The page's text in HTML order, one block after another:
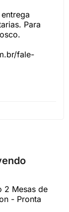
Para
fale-